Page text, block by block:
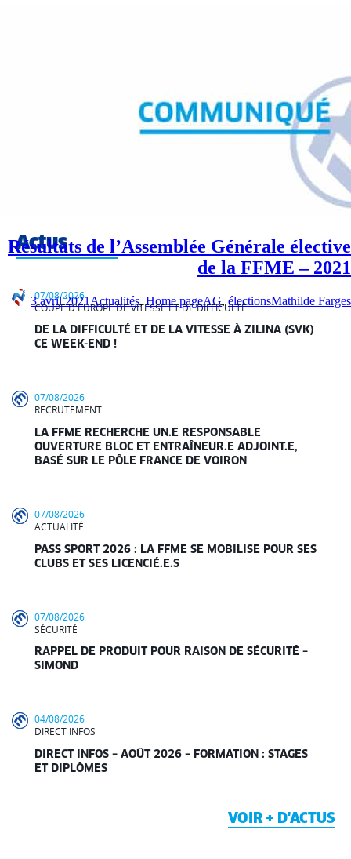
Résultats de l’Assemblée Générale élective
de la FFME – 2021
3 avril 2021 Actualités, Home pageAG, électionsMathilde Farges
Actus
07/08/2026
COUPE D'EUROPE DE VITESSE ET DE DIFFICULTÉ
DE LA DIFFICULTÉ ET DE LA VITESSE À ZILINA (SVK)
CE WEEK-END !
07/08/2026
RECRUTEMENT
LA FFME RECHERCHE UN.E RESPONSABLE
OUVERTURE BLOC ET ENTRAÎNEUR.E ADJOINT.E,
BASÉ SUR LE PÔLE FRANCE DE VOIRON
07/08/2026
ACTUALITÉ
PASS SPORT 2026 : LA FFME SE MOBILISE POUR SES
CLUBS ET SES LICENCIÉ.E.S
07/08/2026
SÉCURITÉ
RAPPEL DE PRODUIT POUR RAISON DE SÉCURITÉ –
SIMOND
04/08/2026
DIRECT INFOS
DIRECT INFOS – AOÛT 2026 – FORMATION : STAGES
ET DIPLÔMES
VOIR + D'ACTUS